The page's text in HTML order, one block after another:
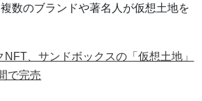
数のブランドや著名人が仮想土地を
NFT、サンドボックスの「仮想土地」
で完売